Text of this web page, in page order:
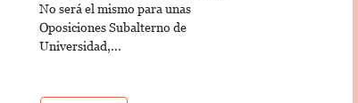
No será el mismo para unas
Oposiciones Subalterno de
Universidad,...